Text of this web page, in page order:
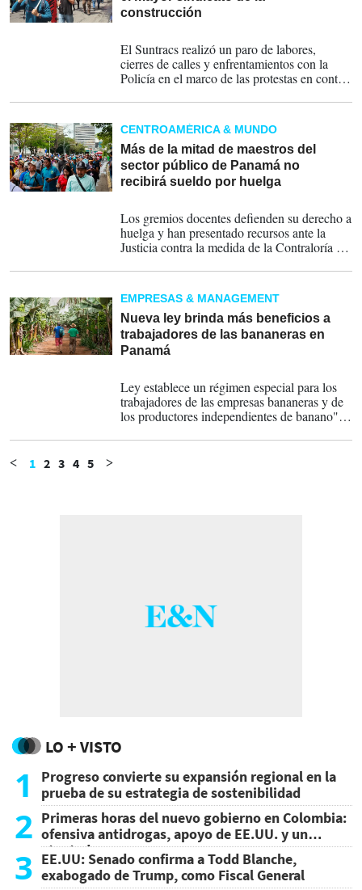
construcción
El Suntracs realizó un paro de labores,
cierres de calles y enfrentamientos con la
Policía en el marco de las protestas en contra
vigente.
CENTROAMÉRICA & MUNDO
Más de la mitad de maestros del
sector público de Panamá no
recibirá sueldo por huelga
Los gremios docentes defienden su derecho a
huelga y han presentado recursos ante la
Justicia contra la medida de la Contraloría de
puesto de trabajo.
EMPRESAS & MANAGEMENT
Nueva ley brinda más beneficios a
trabajadores de las bananeras en
Panamá
Ley establece un régimen especial para los
trabajadores de las empresas bananeras y de
los productores independientes de banano"
laborales en la Caja del Seguro Social para
< 1 2 3 4 5 >
LO + VISTO
1
Progreso convierte su expansión regional en la
prueba de su estrategia de sostenibilidad
2 Primeras horas del nuevo gobierno en Colombia:
ofensiva antidrogas, apoyo de EE.UU. y un
atentado
3 EE.UU: Senado confirma a Todd Blanche,
exabogado de Trump, como Fiscal General